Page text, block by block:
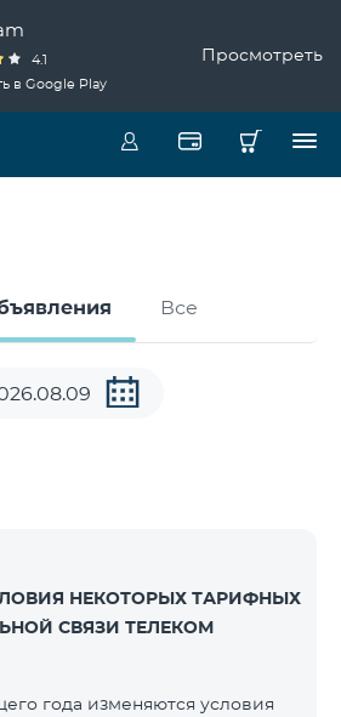
4.1
в Google Play
Просмотреть
Все
НЕКОТОРЫХ ТАРИФНЫХ
СВЯЗИ ТЕЛЕКОМ
года изменяются условия